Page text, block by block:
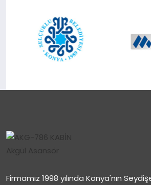
Firmamız 1998 yılında Konya'nın